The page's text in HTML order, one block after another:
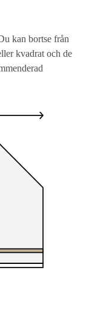
kan bortse från
kvadrat och de